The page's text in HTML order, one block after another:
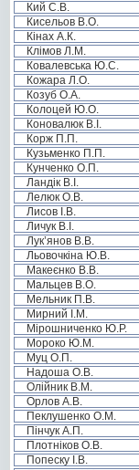
Кий С.В.
Кисельов В.О.
Кінах А.К.
Клімов Л.М.
Ковалевська Ю.С.
Кожара Л.О.
Козуб О.А.
Колоцей Ю.О.
Коновалюк В.І.
Корж П.П.
Кузьменко П.П.
Кунченко О.П.
Ландік В.І.
Лелюк О.В.
Лисов І.В.
Личук В.І.
Лук’янов В.В.
Льовочкіна Ю.В.
Макеєнко В.В.
Мальцев В.О.
Мельник П.В.
Мирний І.М.
Мірошниченко Ю.Р.
Мороко Ю.М.
Муц О.П.
Надоша О.В.
Олійник В.М.
Орлов А.В.
Пеклушенко О.М.
Пінчук А.П.
Плотніков О.В.
Попеску І.В.